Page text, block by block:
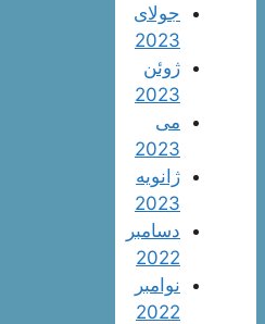
جولای
2023
ژوئن
2023
می
2023
ژانویه
2023
دسامبر
2022
نوامبر
2022